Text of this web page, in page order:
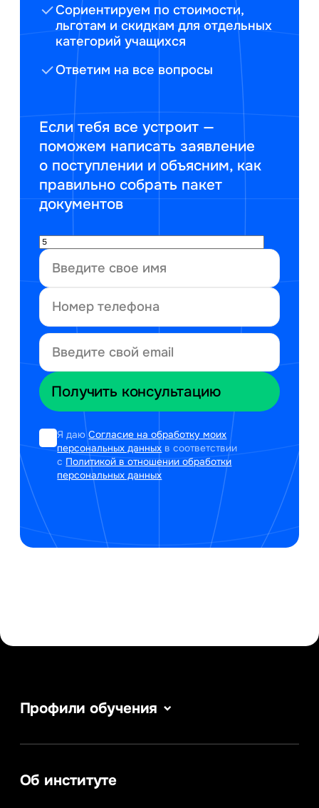
Сориентируем по стоимости,
льготам и скидкам для отдельных
категорий учащихся
Ответим на все вопросы
Если тебя все устроит —
поможем написать заявление
о поступлении и объясним, как
правильно собрать пакет
документов
Я даюСогласие на обработку моих
персональных данных в соответствии
с Политикой в отношении обработки
персональных данных
Профили обучения
Информатика
аналитика
Управление в сфере коммерческой
Об институте